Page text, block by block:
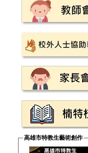
高雄市特教生藝術創作